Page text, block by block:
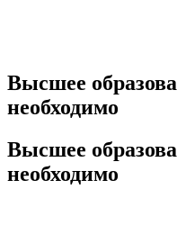
Высшее
необходимо​
Высшее
необходимо​